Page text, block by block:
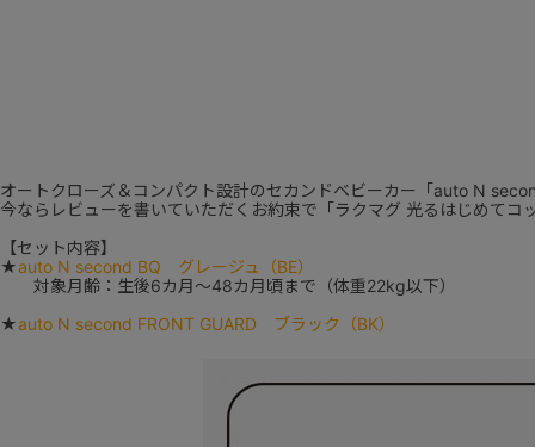
オートクローズ＆コンパクト設計のセカンドベビーカー「auto N
今ならレビューを書いていただくお約束で「ラクマグ 光るはじめて
【セット内容】
★auto N second BQ グレージュ（BE）
対象月齢：生後6カ月～48カ月頃まで（体重22kg以下）
★auto N second FRONT GUARD ブラック（BK）